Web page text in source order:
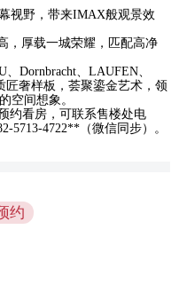
视野，带来IMAX般观景效
厚载一城荣耀，匹配高净
Dornbracht、LAUFEN、
匠奢样板，荟聚鎏金艺术，领
空间想象。
约看房，可联系售楼处电
5713-4722**（微信同步）。
约